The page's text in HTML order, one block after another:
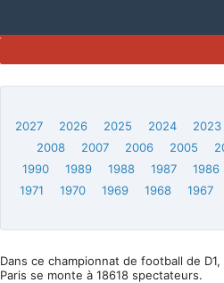
2027
2026 2025 2024 2023
2008
2007 2006 2005
1990
1989 1988 1987 1986
1971
1970 1969 1968 1967
Dans ce championnat de football de
Paris se monte à 18618 spectateurs.